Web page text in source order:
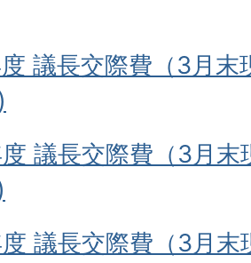
議長交際費（3月
議長交際費（3月
議長交際費（3月